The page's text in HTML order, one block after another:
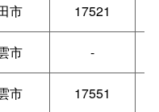
市 17521
市 -
市 17551